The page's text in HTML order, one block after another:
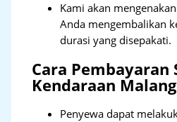
Kami akan
Anda mengembalikan
durasi yang disepakati.
Cara Pembayaran
Kendaraan
Penyewa dapat